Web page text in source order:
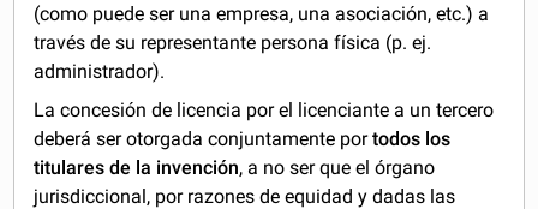
(como puede ser una empresa, una asociación, etc.) a
través de su representante persona física (p. ej.
administrador).
La concesión de licencia por el licenciante a un tercero
deberá ser otorgada conjuntamente portodos los
titulares de la invención, a no ser que el órgano
jurisdiccional, por razones de equidad y dadas las